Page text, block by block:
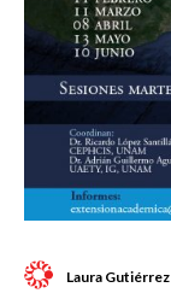
Laura Gutiérrez